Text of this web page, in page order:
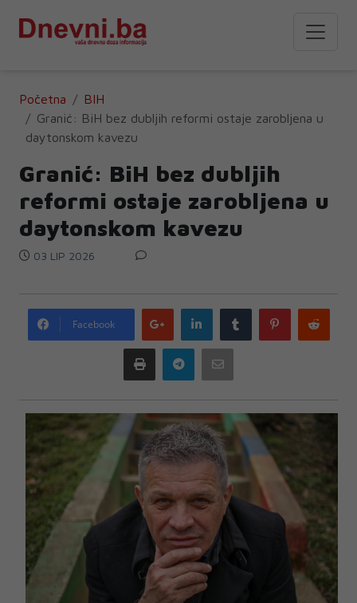
Početna
BIH
Granić: BiH bez dubljih reformi ostaje zarobljena u
daytonskom kavezu
Granić: BiH bez dubljih
reformi ostaje zarobljena u
daytonskom kavezu
03 LIP 2026
Facebook
Google
plus
LinkedIn Tumblr Pinterest
Print Telegram